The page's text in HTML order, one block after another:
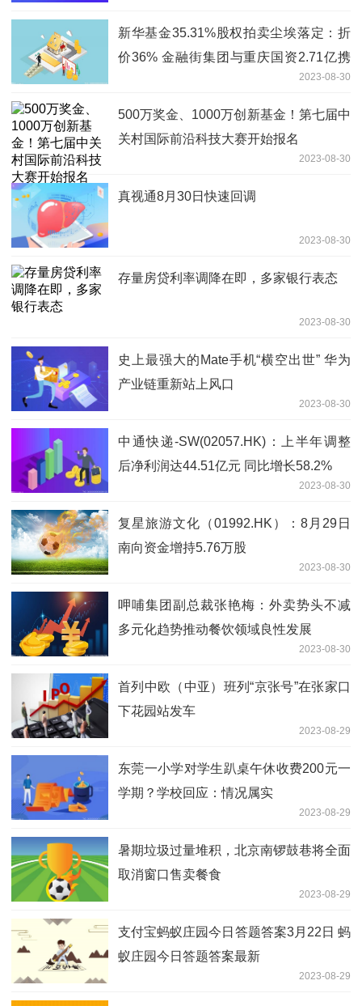
新华基金35.31%股权拍卖尘埃落定：折
价36% 金融街集团与重庆国资2.71亿携
2023-08-30
500万奖金、1000万创新基金！第七届中
关村国际前沿科技大赛开始报名
2023-08-30
真视通8月30日快速回调
2023-08-30
存量房贷利率调降在即，多家银行表态
2023-08-30
史上最强大的Mate手机“横空出世” 华为
产业链重新站上风口
2023-08-30
中通快递-SW(02057.HK)：上半年调整
后净利润达44.51亿元 同比增长58.2%
2023-08-30
复星旅游文化（01992.HK）：8月29日
南向资金增持5.76万股
2023-08-30
呷哺集团副总裁张艳梅：外卖势头不减
多元化趋势推动餐饮领域良性发展
2023-08-30
首列中欧（中亚）班列“京张号”在张家口
下花园站发车
2023-08-29
东莞一小学对学生趴桌午休收费200元一
学期？学校回应：情况属实
2023-08-29
暑期垃圾过量堆积，北京南锣鼓巷将全面
取消窗口售卖餐食
2023-08-29
支付宝蚂蚁庄园今日答题答案3月22日 蚂
蚁庄园今日答题答案最新
2023-08-29